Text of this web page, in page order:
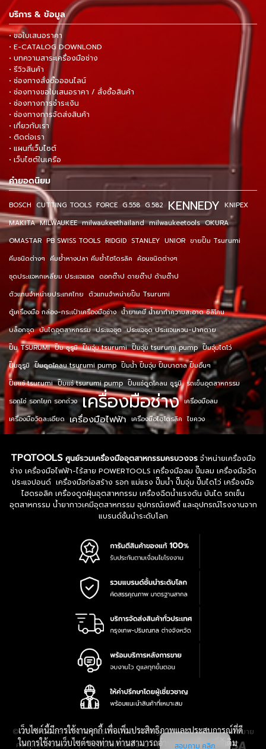
บริการ & ข้อมูล
• ขอใบเสนอราคา
• E-CATALOG DOWNLOND
• บทความสาระเครื่องมือช่าง
• รีวิวสินค้า
• ช่องทางสั่งซื้อออนไลน์
• ช่องทางขอใบเสนอราคา / สั่งซื้อสินค้า
• ช่องทางการชำระเงิน
• ช่องทางการจัดส่งสินค้า
• เกี่ยวกับเรา
• ติดต่อเรา
• แผนที่เว็บไซต์
• เว็บไซต์ในเครือ
คำยอดนิยม
BOSCH CUTTING TOOLS FORCE G.558 G.582 KENNEDY KNIPEX
MAKITA MILWAUKEE milwaukeethailand milwaukeetools OKURA
OMASTAR PB SWISS TOOLS RIDGID STANLEY UNIOR ขายปั๊ม Tsurumi
คีมชนิดต่างๆ คีมย้ำหางปลา คีมย้ำไฮโดรลิค ค้อนชนิดต่างๆ
ชุดประแจหกเหลี่ยม ประแจแอล ดอกต๊าป ดายต๊าป ด้ามต๊าป
ตัวแทนจำหน่ายประเทศไทย ตัวแทนจำหน่ายปั๊ม Tsurumi
ตู้เครื่องมือ กล่อง-กระเป๋าเครื่องมือช่าง น้ำยาเคมี น้ำยาทำความสะอาด ซิลิโคน
บล็อกชุด บันไดอุตสาหกรรม ประแจชุด ประแจชุด ประแจแหวน-ปากตาย
ปั๊ม TSURUMI ปั๊ม ซูรูมิ ปั๊มจุ่ม tsurumi ปั๊มจุ่ม tsurumi pump ปั๊มจุ่มไดโว่
ปั๊มซูรูมิ ปั๊มดูดโคลน tsurumi pump ปั๊มน้ำ ปั๊มจุ่ม ปั๊มบาดาล ปั๊มอื่นๆ
ปั๊มแช่ tsurumi ปั๊มแช่ tsurumi pump ปั๊มแช่ดูดโคลน ซูรูมิ รถเข็นอุตสาหกรรม
รอกโซ่ รอกโยก รอกถ่วง เครื่องมือช่าง เครื่องมือลม
เครื่องมือวัดละเอียด เครื่องมือไฟฟ้า เครื่องมือไฮโดรลิค ไขควง
TPQTOOLS ศูนย์รวมเครื่องมืออุตสาหกรรมครบวงจรจำหน่ายเครื่องมือ
ช่าง เครื่องมือไฟฟ้า-ไร้สาย POWERTOOLS เครื่องมือลม ปั๊มลม เครื่องมือวัด
ประแจปอนด์ เครื่องมือก่อสร้าง รอก แม่แรง ปั๊มน้ำ ปั๊มจุ่ม ปั๊มไดโว่ เครื่องมือ
ไฮดรอลิค เครื่องดูดฝุ่นอุตสาหกรรม เครื่องฉีดน้ำแรงดัน บันได รถเข็น
อุตสาหกรรม น้ำยากาวเคมีอุตสาหกรรม อุปกรณ์เซฟตี้ และอุปกรณ์โรงงานจาก
แบรนด์ชั้นนำระดับโลก
© 2016-2028 TPQTOOLS Co., Ltd. All Rights Reserved.|นโยบาย
ความเป็นส่วนตัว|เงื่อนไขการใช้งาน| แผนที่สินค้า
เว็บไซต์นี้มีการใช้งานคุกกี้ เพื่อเพิ่มประสิทธิภาพและประสบการณ์ที่ดี
ในการใช้งานเว็บไซต์ของท่าน ท่านสามารถอ่านรายละเอียดเพิ่มเติม
สอบถาม คลิก